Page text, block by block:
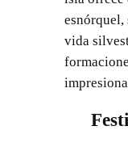
esnórquel,
vida